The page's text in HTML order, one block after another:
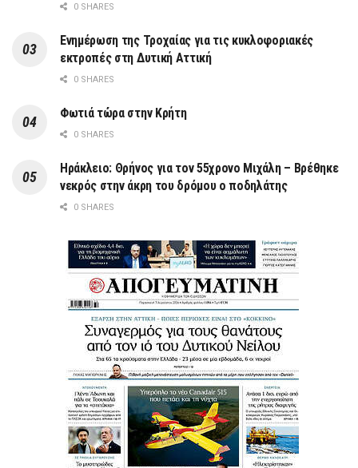
0 SHARES
Ενημέρωση της Τροχαίας για τις κυκλοφοριακές
εκτροπές στη Δυτική Αττική
0 SHARES
Φωτιά τώρα στην Κρήτη
0 SHARES
Ηράκλειο: Θρήνος για τον 55χρονο Μιχάλη – Βρέθηκε
νεκρός στην άκρη του δρόμου ο ποδηλάτης
0 SHARES